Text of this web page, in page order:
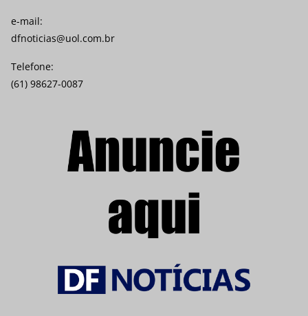
e-mail:
dfnoticias@uol.com.br
Telefone:
(61) 98627-0087